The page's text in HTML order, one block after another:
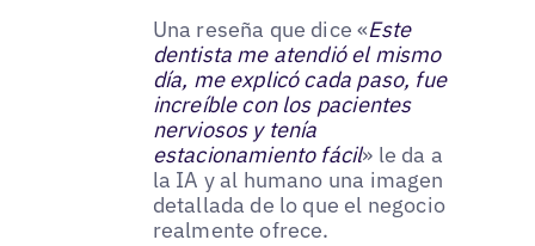
Una reseña que dice «Este
dentista me atendió el mismo
día, me explicó cada paso, fue
increíble con los pacientes
nerviosos y tenía
estacionamiento fácil» le da a
la IA y al humano una imagen
detallada de lo que el negocio
realmente ofrece.